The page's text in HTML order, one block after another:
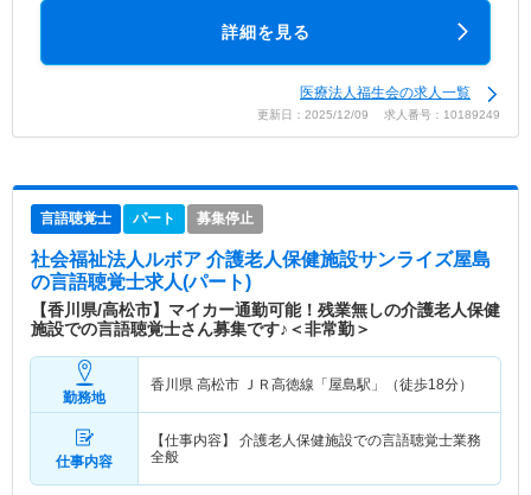
詳細を見る
医療法人福生会の求人一覧
更新日：2025/12/09 求人番号：10189249
言語聴覚士 パート 募集停止
社会福祉法人ルボア 介護老人保健施設サンライズ屋島
の言語聴覚士求人(パート)
【香川県/高松市】マイカー通勤可能！残業無しの介護老人保健
施設での言語聴覚士さん募集です♪＜非常勤＞
勤務地
香川県 高松市 ＪＲ高徳線「屋島駅」（徒歩18分）
仕事内容
【仕事内容】 介護老人保健施設での言語聴覚士業務
全般